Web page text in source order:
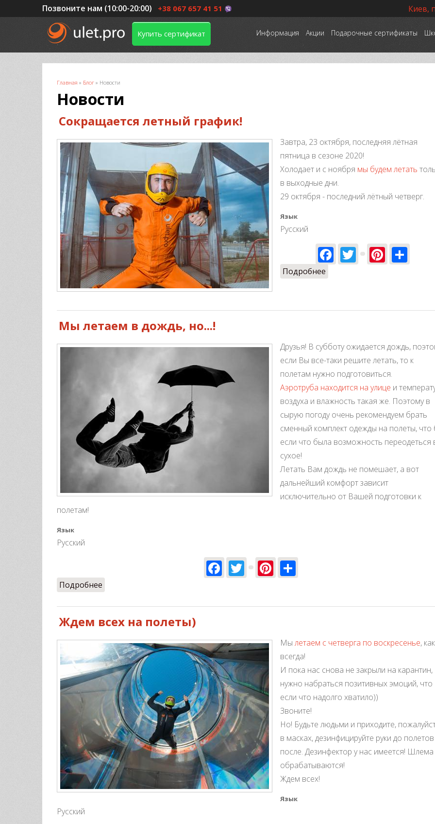
Позвоните нам (10:00-20:00) +38 067 657 41 51 Киев,
Купить сертификат Информация Акции Подарочные сертификаты
Вы здесь
Главная » Блог » Новости
Новости
Сокращается летный график!
Завтра, 23 октября, последняя лётная
пятница в сезоне 2020!
Холодает и с ноября мы будем летать
в выходные дни.
29 октября - последний лётный четверг.
Язык
Русский
Facebook
Twitter
Подробнее
Мы летаем в дождь, но...!
Друзья! В субботу ожидается дождь,
если Вы все-таки решите летать, то к
полетам нужно подготовиться.
Аэротруба находится на улице и
воздуха и влажность такая же. Поэтому в
сырую погоду очень рекомендуем брать
сменный комплект одежды на полеты, что
если что была возможность переодеться
сухое!
Летать Вам дождь не помешает, а вот
дальнейший комфорт зависит
исключительно от Вашей подготовки к
полетам!
Язык
Русский
Facebook
TwitterPinterest
Подробнее
Ждем всех на полеты)
Мы летаем с четверга по воскресенье, как
всегда!
И пока нас снова не закрыли на карантин,
нужно набраться позитивных эмоций, что
если что надолго хватило))
Звоните!
Но! Будьте людьми и приходите,
в масках, дезинфицируйте руки до
после. Дезинфектор у нас имеется! Шлема
обрабатываются!
Ждем всех!
Язык
Русский